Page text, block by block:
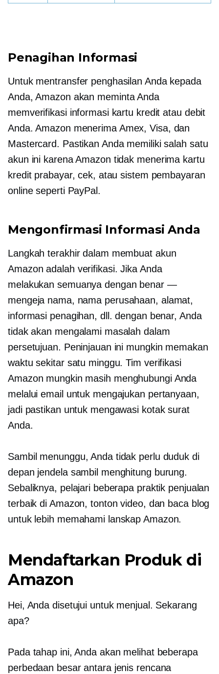
Penagihan Informasi
Untuk mentransfer penghasilan Anda kepada
Anda, Amazon akan meminta Anda
memverifikasi informasi kartu kredit atau debit
Anda. Amazon menerima Amex, Visa, dan
Mastercard. Pastikan Anda memiliki salah satu
akun ini karena Amazon tidak menerima kartu
kredit prabayar, cek, atau sistem pembayaran
online seperti PayPal.
Mengonfirmasi Informasi Anda
Langkah terakhir dalam membuat akun
Amazon adalah verifikasi. Jika Anda
melakukan semuanya dengan benar —
mengeja nama, nama perusahaan, alamat,
informasi penagihan, dll. dengan benar, Anda
tidak akan mengalami masalah dalam
persetujuan. Peninjauan ini mungkin memakan
waktu sekitar satu minggu. Tim verifikasi
Amazon mungkin masih menghubungi Anda
melalui email untuk mengajukan pertanyaan,
jadi pastikan untuk mengawasi kotak surat
Anda.
Sambil menunggu, Anda tidak perlu duduk di
depan jendela sambil menghitung burung.
Sebaliknya, pelajari beberapa praktik penjualan
terbaik di Amazon, tonton video, dan baca blog
untuk lebih memahami lanskap Amazon.
Mendaftarkan Produk di
Amazon
Hei, Anda disetujui untuk menjual. Sekarang
apa?
Pada tahap ini, Anda akan melihat beberapa
perbedaan besar antara jenis rencana